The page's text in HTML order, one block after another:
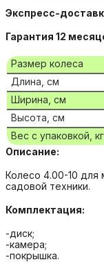
Экспресс-д
Гарантия 12
Размер колеса
Длина, см
Ширина, см
Высота, см
Вес с упаковкой,
Описание:
Колесо 4.00-10 для
садовой техники.
Комплектация:
-диск;
-камера;
-покрышка.